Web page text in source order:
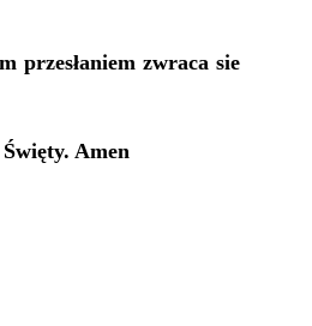
przesłaniem zwraca sie
Amen